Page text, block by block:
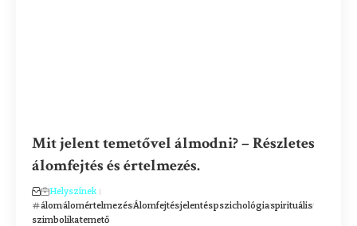
Mit jelent temetővel álmodni? – Részletes
álomfejtés és értelmezés.
Helyszínek
álomálomértelmezésÁlomfejtésjelentéspszichológiaspirituális
szimbolikatemető